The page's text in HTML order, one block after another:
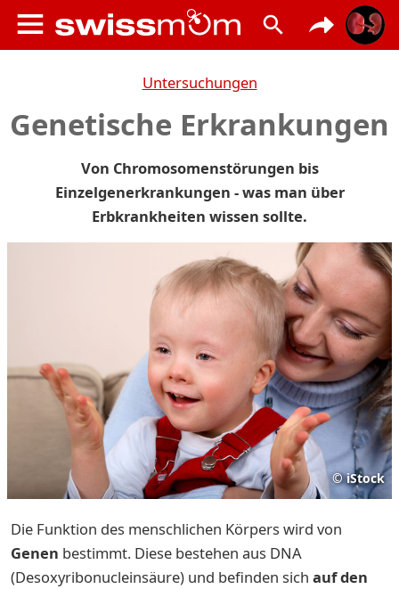
Untersuchungen
Genetische Erkrankungen
Von Chromosomenstörungen bis
Einzelgenerkrankungen - was man über
Erbkrankheiten wissen sollte.
© iStock
Die Funktion des menschlichen Körpers wird von
Genen bestimmt. Diese bestehen aus DNA
(Desoxyribonucleinsäure) und befinden sich auf den